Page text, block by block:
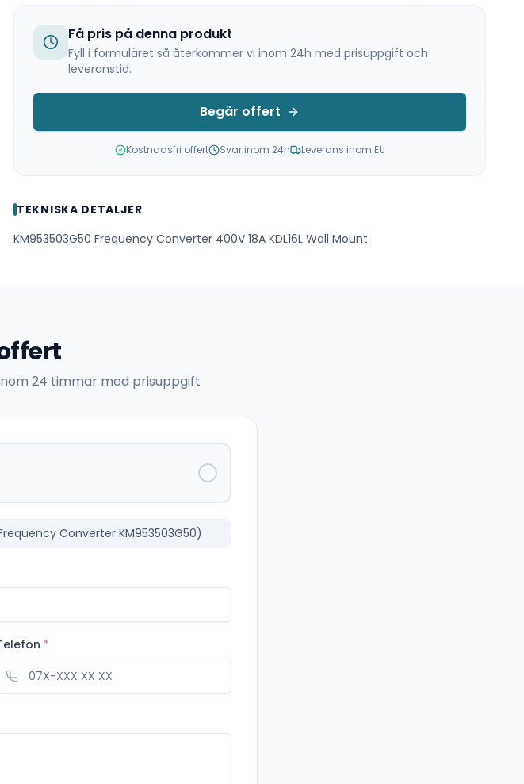
Få pris på denna produkt
Fyll i formuläret så återkommer vi inom 24h med prisuppgift och
leveranstid.
Begär offert
Kostnadsfri offert Svar inom 24h Leverans inom EU
TEKNISKA DETALJER
KM953503G50 Frequency Converter 400V 18A KDL16L Wall Mount
24 timmar med prisuppgift
Converter KM953503G50)
*